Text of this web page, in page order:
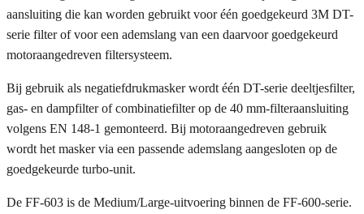
aansluiting die kan worden gebruikt voor één goedgekeurd 3M DT-
serie filter of voor een ademslang van een daarvoor goedgekeurd
motoraangedreven filtersysteem.
Bij gebruik als negatiefdrukmasker wordt één DT-serie deeltjesfilter,
gas- en dampfilter of combinatiefilter op de 40 mm-filteraansluiting
volgens EN 148-1 gemonteerd. Bij motoraangedreven gebruik
wordt het masker via een passende ademslang aangesloten op de
goedgekeurde turbo-unit.
De FF-603 is de Medium/Large-uitvoering binnen de FF-600-serie.